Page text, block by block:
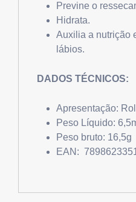
Previne o
Hidrata.
Auxilia a nutrição
lábios.
DADOS TÉCNICOS:
Apresentação:
Peso Líquido:
Peso bruto: 16,5g
EAN: